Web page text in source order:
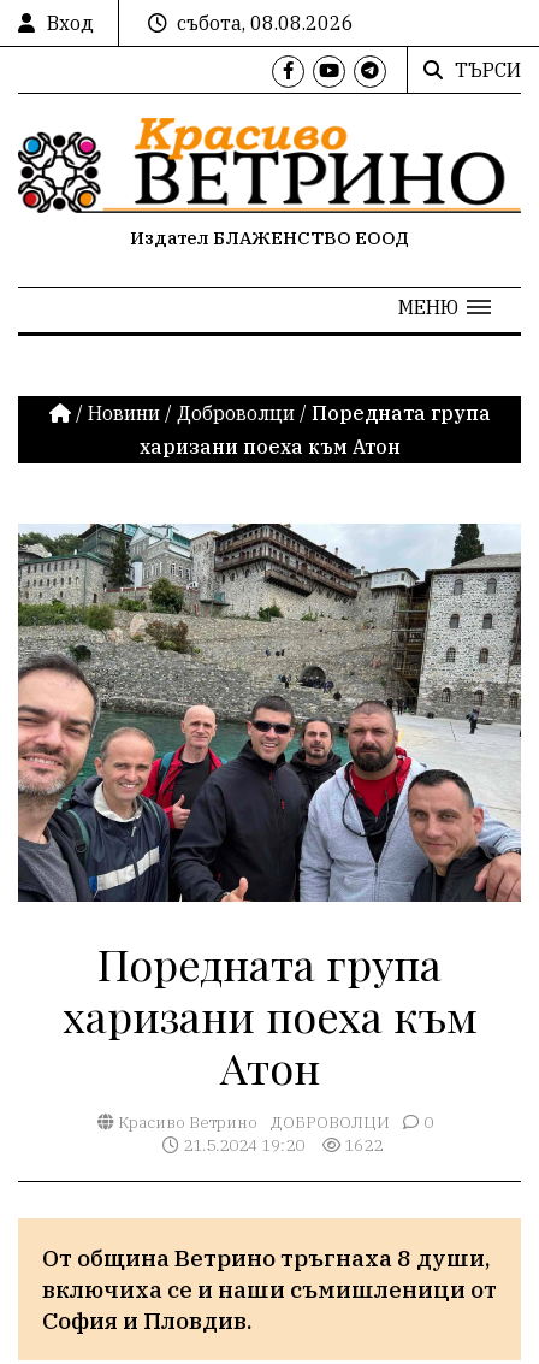
Вход
събота, 08.08.2026
ТЪРСИ
Издател БЛАЖЕНСТВО ЕООД
МЕНЮ
/ Новини / Доброволци / Поредната група
харизани поеха към Атон
Поредната група
харизани поеха към
Атон
Красиво Ветрино ДОБРОВОЛЦИ
0
21.5.2024 19:20
1622
От община Ветрино тръгнаха 8 души,
включиха се и наши съмишленици от
София и Пловдив.